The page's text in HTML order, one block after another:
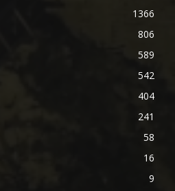
1366
806
589
542
404
241
58
16
9